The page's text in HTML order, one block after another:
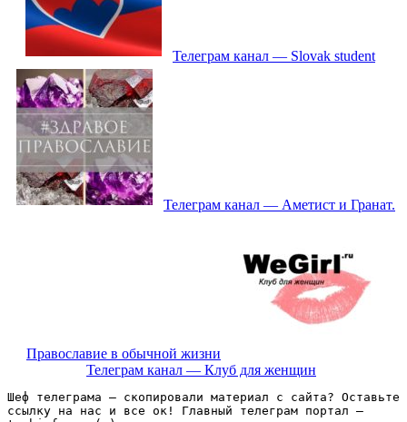
Телеграм канал — Slovak student
Телеграм канал — Аметист и Гранат.
Православие в обычной жизни
Телеграм канал — Клуб для женщин
Шеф телеграма – скопировали материал с сайта? Оставьте
ссылку на нас и все ок! Главный телеграм портал –